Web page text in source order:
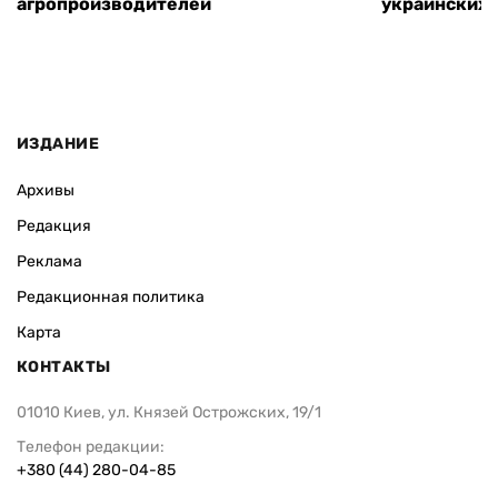
ИЗДАНИЕ
Архивы
Редакция
Реклама
Редакционная политика
Карта
КОНТАКТЫ
01010 Киев, ул. Князей Острожских, 19/1
Телефон редакции:
+380 (44) 280-04-85